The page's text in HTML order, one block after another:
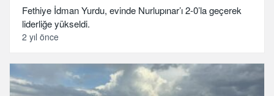
Fethiye İdman Yurdu, evinde Nurlupınar’ı 2-0’la geçerek
liderliğe yükseldi.
2 yıl önce